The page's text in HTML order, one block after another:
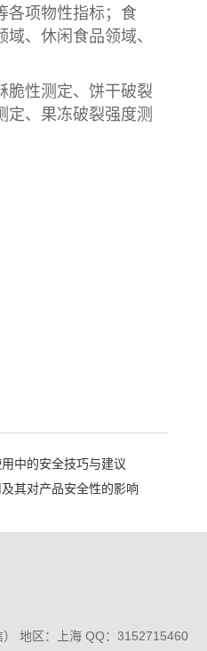
各项物性指标；食
、休闲食品领域、
脆性测定、饼干破裂
定、果冻破裂强度测
中的安全技巧与建议
其对产品安全性的影响
地区：上海 QQ：3152715460